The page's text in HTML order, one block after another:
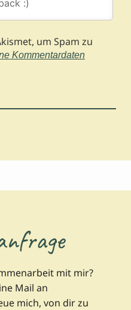
um Spam zu
Kommentardaten
mit mir?
Mail an
mich, von dir zu